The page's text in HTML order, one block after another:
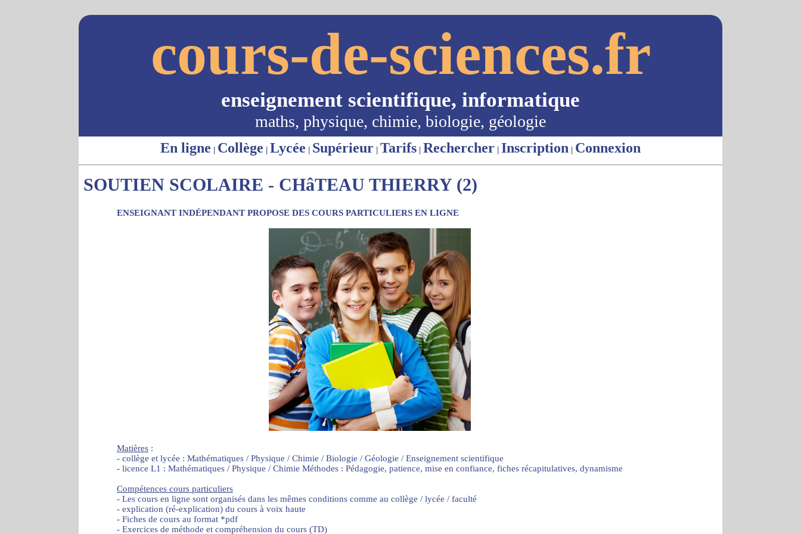
cours-de-sciences.fr
enseignement scientifique, informatique
maths, physique, chimie, biologie, géologie
En ligne | Collège | Lycée | Supérieur | Tarifs | Rechercher | Inscription | Connexion
SOUTIEN SCOLAIRE - CHâTEAU THIERRY (2)
ENSEIGNANT INDÉPENDANT PROPOSE DES COURS PARTICULIERS EN LIGNE
Matières :
- collège et lycée : Mathématiques / Physique / Chimie / Biologie / Géologie / Enseignement scientifique
- licence L1 : Mathématiques / Physique / Chimie Méthodes : Pédagogie, patience, mise en confiance, fiches récapitulatives, dynamisme
Compétences cours particuliers
- Les cours en ligne sont organisés dans les mêmes conditions comme au collège / lycée / faculté
- explication (ré-explication) du cours à voix haute
- Fiches de cours au format *pdf
- Exercices de méthode et compréhension du cours (TD)